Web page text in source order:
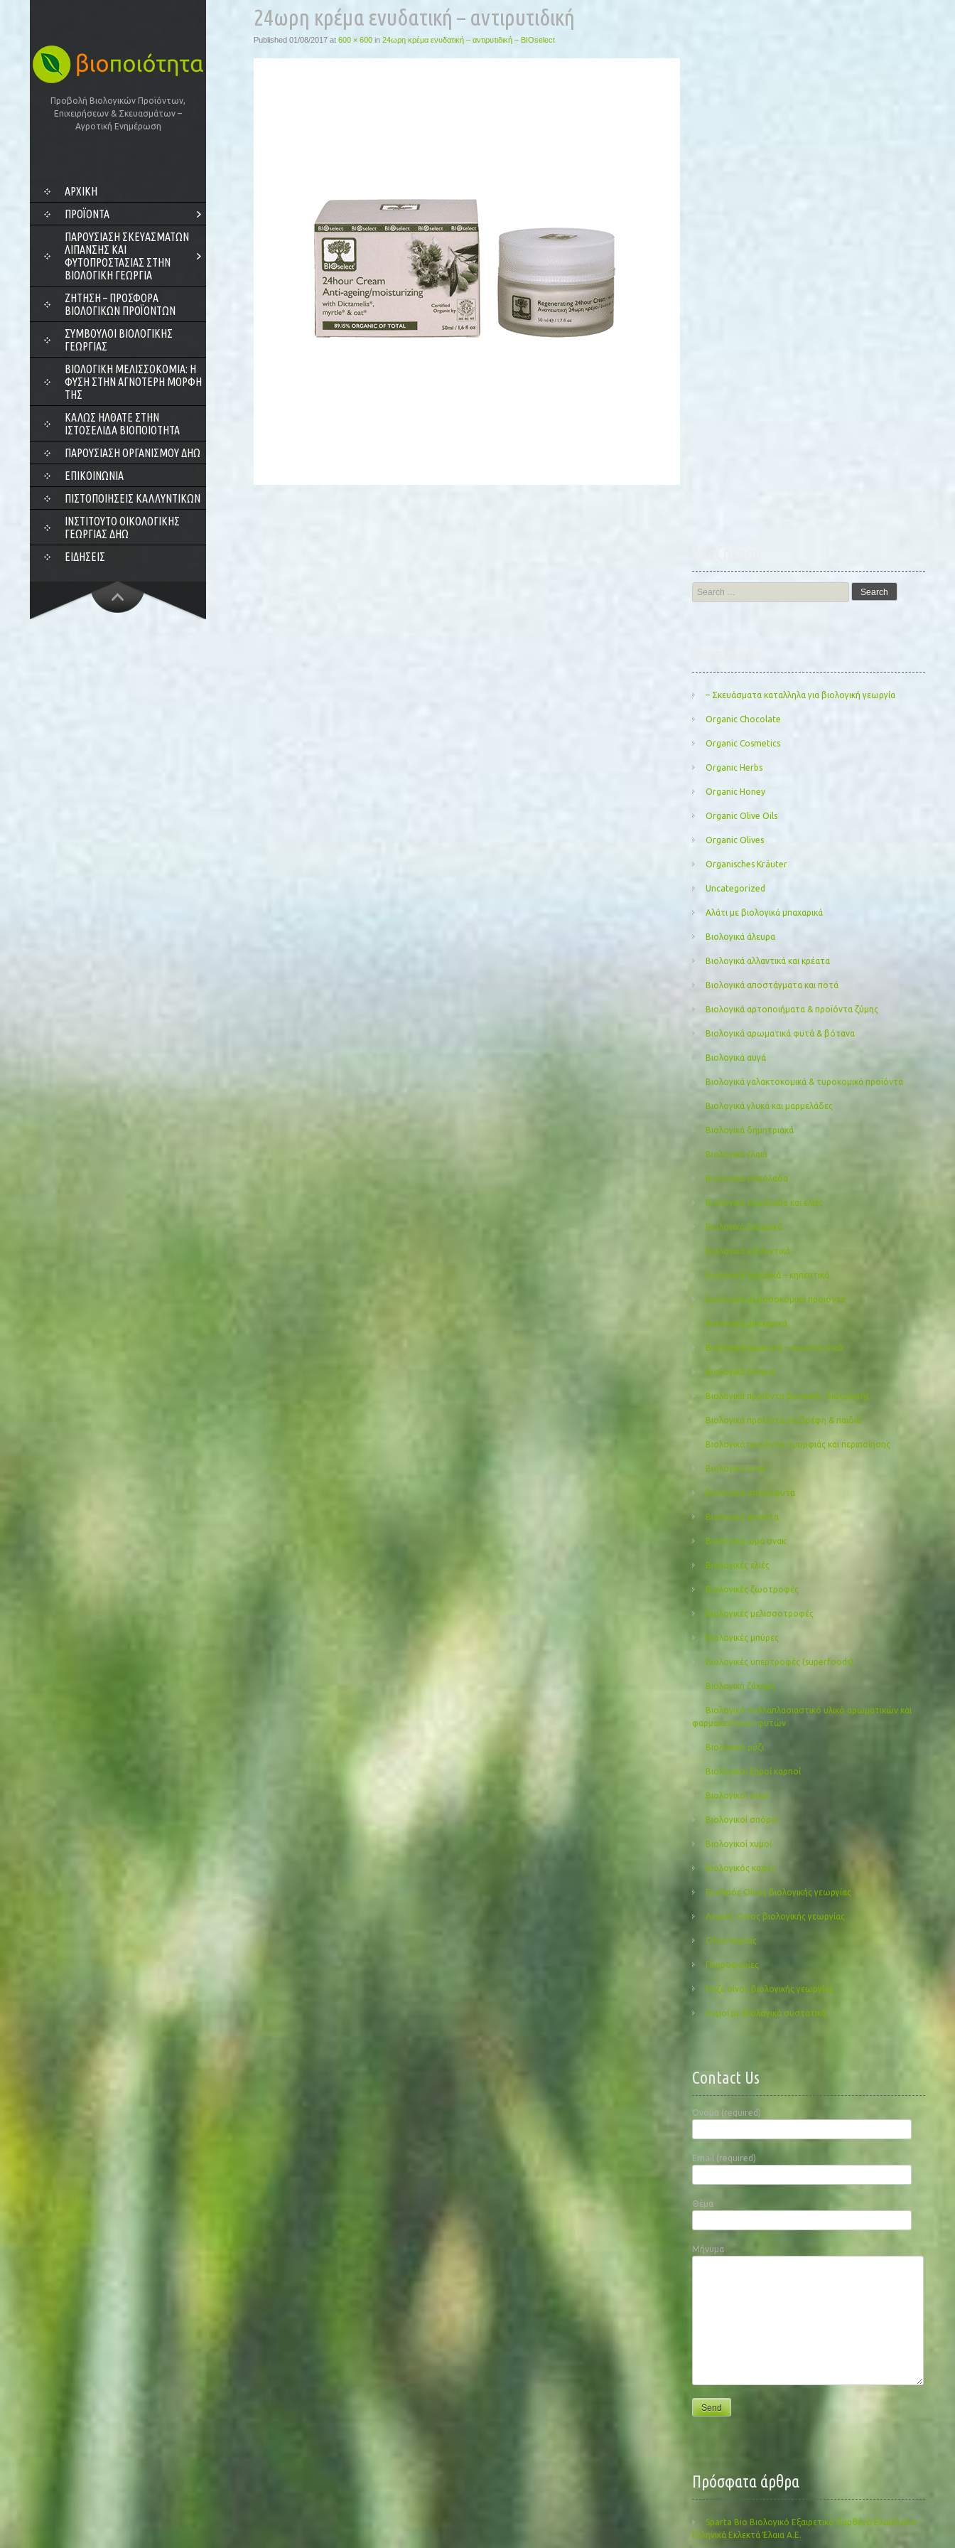
Προβολή Βιολογικών Προϊόντων,
Επιχειρήσεων & Σκευασμάτων –
Αγροτική Ενημέρωση
SKIP
CONTENT
ΑΡΧΙΚΗ
ΠΡΟΪΌΝΤΑ
ΠΑΡΟΥΣΊΑΣΗ ΣΚΕΥΑΣΜΆΤΩΝ
ΛΊΠΑΝΣΗΣ ΚΑΙ
ΦΥΤΟΠΡΟΣΤΑΣΊΑΣ ΣΤΗΝ
ΒΙΟΛΟΓΙΚΉ ΓΕΩΡΓΊΑ
ΖΗΤΗΣΗ – ΠΡΟΣΦΟΡΑ
ΒΙΟΛΟΓΙΚΩΝ ΠΡΟΪΟΝΤΩΝ
ΣΎΜΒΟΥΛΟΙ ΒΙΟΛΟΓΙΚΉΣ
ΓΕΩΡΓΊΑΣ
ΒΙΟΛΟΓΙΚΉ ΜΕΛΙΣΣΟΚΟΜΊΑ: Η
ΦΎΣΗ ΣΤΗΝ ΑΓΝΌΤΕΡΗ ΜΟΡΦΉ
ΤΗΣ
ΚΑΛΏΣ ΉΛΘΑΤΕ ΣΤΗΝ
ΙΣΤΟΣΕΛΊΔΑ ΒΙΟΠΟΙΌΤΗΤΑ
ΠΑΡΟΥΣΊΑΣΗ ΟΡΓΑΝΙΣΜΟΎ ΔΗΩ
ΕΠΙΚΟΙΝΩΝΊΑ
ΠΙΣΤΟΠΟΙΉΣΕΙΣ ΚΑΛΛΥΝΤΙΚΏΝ
ΙΝΣΤΙΤΟΎΤΟ ΟΙΚΟΛΟΓΙΚΉΣ
ΓΕΩΡΓΊΑΣ ΔΗΩ
ΕΙΔΉΣΕΙΣ
24ωρη κρέμα ενυδατική – αντιρυτιδική
Published 01/08/2017 at 600 × 600 in 24ωρη κρέμα ενυδατική – αντιρυτιδική – BIOselect
Search
for:
– Σκευάσματα καταλληλα για βιολογική γεωργία
Organic Chocolate
Organic Cosmetics
Organic Herbs
Organic Honey
Organic Olive Oils
Organic Olives
Organisches Kräuter
Uncategorized
Αλάτι με βιολογικά μπαχαρικά
Βιολογικά άλευρα
Βιολογικά αλλαντικά και κρέατα
Βιολογικά αποστάγματα και ποτά
Βιολογικά αρτοποιήματα & προϊόντα ζύμης
Βιολογικά αρωματικά φυτά & βότανα
Βιολογικά αυγά
Βιολογικά γαλακτοκομικά & τυροκομικά προϊόντα
Βιολογικά γλυκά και μαρμελάδες
Βιολογικά δημητριακά
Βιολογικά έλαια
Βιολογικά ελαιόλαδα
Βιολογικά ελαιόλαδα και ελιές
Βιολογικά ζυμαρικά
Βιολογικά καλλυντικά
Βιολογικά λαχανικά – κηπευτικά
Βιολογικά μελισσοκομικά προιόντα
Βιολογικά μπαχαρικά
Βιολογικά ορεκτικά – συνοδευτικά
Βιολογικά όσπρια
Βιολογικά προϊόντα βρεφικής διατροφής
Βιολογικά προϊόντα για βρέφη & παιδιά
Βιολογικά προιόντα ομορφιάς και περιποίησης
Βιολογικά σνακ
Βιολογικά σπορόφυτα
Βιολογικά φρούτα
Βιολογικά ωμά σνακ
Βιολογικές ελιές
Βιολογικές ζωοτροφές
Βιολογικές μελισσοτροφές
Βιολογικές μπύρες
Βιολογικές υπερτροφές (superfoods)
Βιολογική ζάχαρη
Βιολογικό πολλαπλασιαστικό υλικό αρωματικών και
φαρμακευτικών φυτών
Βιολογικό ρύζι
Βιολογικοί ξηροί καρποί
Βιολογικοί οίνοι
Βιολογικοί σπόροι
Βιολογικοί χυμοί
Βιολογικός καφές
Ερυθρός Οίνος βιολογικής γεωργίας
Λευκός Οίνος βιολογικής γεωργίας
Οίνοι Ικαρίας
Πληροφορίες
Ροζε οίνος βιολογικής γεωργίας
Χυμοί με βιολογικά συστατικά
Contact Us
Όνομα (required)
Email (required)
Θέμα
Μήνυμα
Πρόσφατα άρθρα
Sparta Bio Βιολογικό Εξαιρετικό Παρθένο Ελαιόλαδο –
Ελληνικά Εκλεκτά Έλαια Α.Ε.